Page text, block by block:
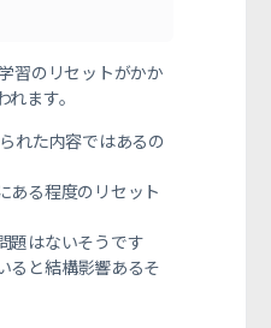
習のリセットがかか
ます。
れた内容ではあるの
ある程度のリセット
題はないそうです
ると結構影響あるそ